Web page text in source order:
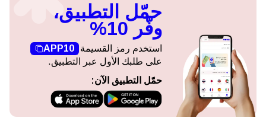
حمّل التطبيق،
وفّر 10%
استخدم رمز القسيمة
APP10
على طلبك الأول عبر التطبيق.
حمّل التطبيق الآن: